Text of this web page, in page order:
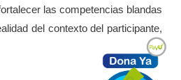
las competencias blandas
del contexto del participante,